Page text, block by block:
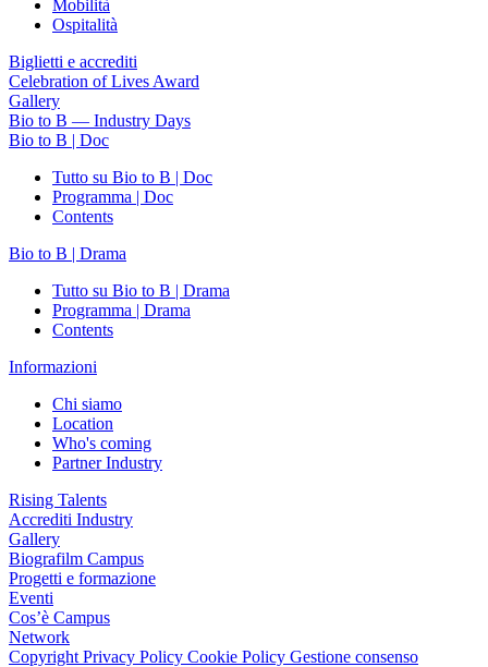
Mobilità
Ospitalità
Biglietti e accrediti
Celebration of Lives Award
Gallery
Bio to B — Industry Days
Bio to B | Doc
Tutto su Bio to B | Doc
Programma | Doc
Contents
Bio to B | Drama
Tutto su Bio to B | Drama
Programma | Drama
Contents
Informazioni
Chi siamo
Location
Who's coming
Partner Industry
Rising Talents
Accrediti Industry
Gallery
Biografilm Campus
Progetti e formazione
Eventi
Cos’è Campus
Network
Copyright Privacy Policy Cookie Policy Gestione consenso